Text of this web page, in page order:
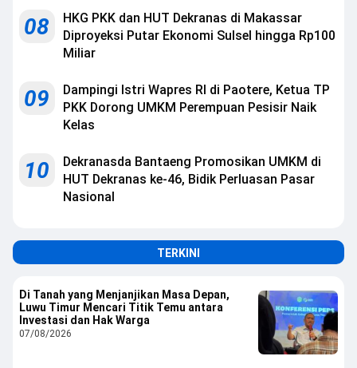
08
HKG PKK dan HUT Dekranas di Makassar
Diproyeksi Putar Ekonomi Sulsel hingga Rp100
Miliar
09
Dampingi Istri Wapres RI di Paotere, Ketua TP
PKK Dorong UMKM Perempuan Pesisir Naik
Kelas
10
Dekranasda Bantaeng Promosikan UMKM di
HUT Dekranas ke-46, Bidik Perluasan Pasar
Nasional
TERKINI
Di Tanah yang Menjanjikan Masa Depan,
Luwu Timur Mencari Titik Temu antara
Investasi dan Hak Warga
07/08/2026